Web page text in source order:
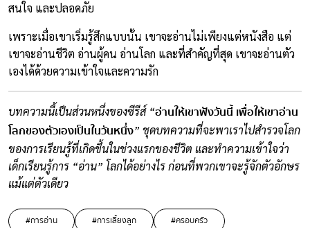
สนใจ และปลอดภัย
เพราะเมื่อเขาเริ่มรู้สึกแบบนั้น เขาจะอ่านไม่เพียงแต่หนังสือ แต่
เขาจะอ่านชีวิต อ่านผู้คน อ่านโลก และที่สำคัญที่สุด เขาจะอ่านตัว
เองได้ด้วยความเข้าใจและความรัก
บทความนี้เป็นส่วนหนึ่งของซีรีส์ “อ่านให้เขาฟังวันนี้ เพื่อให้เขาอ่าน
โลกของตัวเองเป็นในวันหนึ่ง” ชุดบทความที่จะพาเราไปสำรวจโลก
ของการเรียนรู้ที่เกิดขึ้นในช่วงแรกของชีวิต และทำความเข้าใจว่า
เด็กเรียนรู้การ “อ่าน” โลกได้อย่างไร ก่อนที่พวกเขาจะรู้จักตัวอักษร
แม้แต่ตัวเดียว
#การอ่าน #การเลี้ยงลูก
#ครอบครัว